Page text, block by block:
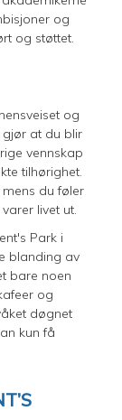
og
og støttet.
og
gjør at du blir
vennskap
tilhørighet.
du føler
livet ut.
Park i
blanding av
bare noen
og
døgnet
kun få